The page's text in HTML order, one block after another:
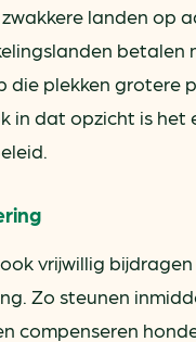
landen op
betalen
die plekken grotere
in dat opzicht is
vrijwillig
Zo steunen
compenseren